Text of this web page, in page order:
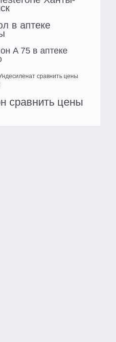
в аптеке
A 75 в аптеке
сравнить цены
сравнить цены